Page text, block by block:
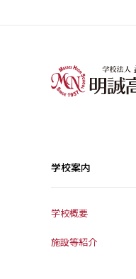
学校案内
学校概要
施設等紹介